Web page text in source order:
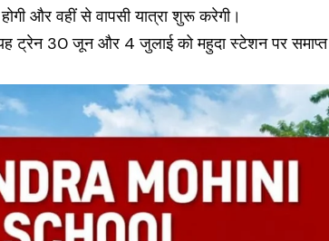
और वहीं से वापसी यात्रा शुरू करेगी।
ट्रेन 30 जून और 4 जुलाई को महुदा स्टेशन पर समाप्त